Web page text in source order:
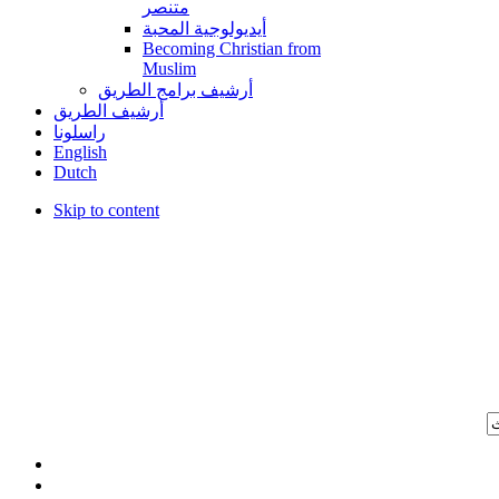
متنصر
أيديولوجية المحبة
Becoming Christian from
Muslim
أرشيف برامج الطريق
أرشيف الطريق
راسلونا
English
Dutch
Skip to content